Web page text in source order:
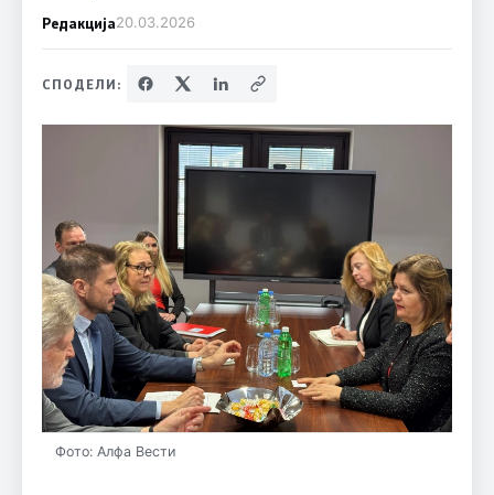
Редакција20.03.2026
СПОДЕЛИ:
Фото: Алфа Вести